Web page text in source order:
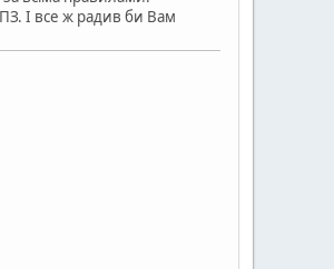
І все ж радив би Вам